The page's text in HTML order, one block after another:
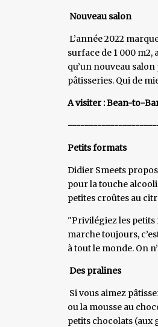
Nouveau salon
L’année 2022
surface de 1 000 m2,
qu’un nouveau
pâtisseries. Qui de
A visiter : Bean-to-
Petits formats
Didier Smeets
pour la touche
petites croûtes au
"Privilégiez les petits
marche toujours,
à tout le monde. On
Des pralines
Si vous aimez
ou la mousse au
petits chocolats (aux